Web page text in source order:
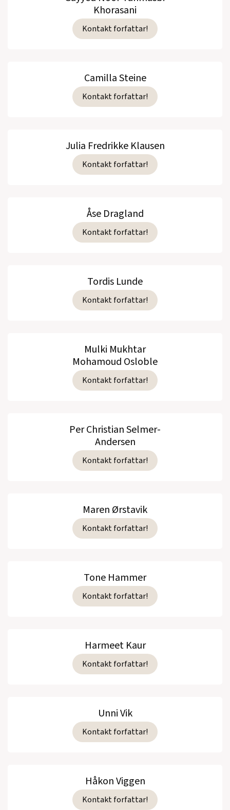
Khorasani
Kontakt forfattar!
Camilla Steine
Kontakt forfattar!
Julia Fredrikke Klausen
Kontakt forfattar!
Åse Dragland
Kontakt forfattar!
Tordis Lunde
Kontakt forfattar!
Mulki Mukhtar
Mohamoud Osloble
Kontakt forfattar!
Per Christian Selmer-
Andersen
Kontakt forfattar!
Maren Ørstavik
Kontakt forfattar!
Tone Hammer
Kontakt forfattar!
Harmeet Kaur
Kontakt forfattar!
Unni Vik
Kontakt forfattar!
Håkon Viggen
Kontakt forfattar!